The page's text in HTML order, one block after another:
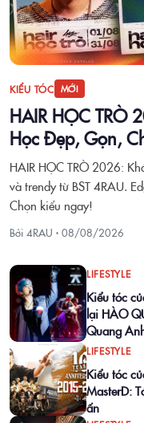
KIỂU TÓC MỚI
HAIR HỌC TRÒ
Học Đẹp, Gọn,
HAIR HỌC TRÒ 2026:
và trendy từ BST 4RAU.
Chọn kiểu ngay!
Bởi 4RAU · 08/08/2026
LIFESTYLE
Kiểu tóc
lại HÀO
Quang
LIFESTYLE
Kiểu tóc
MasterD:
ấn